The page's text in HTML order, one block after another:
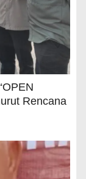
Rencana